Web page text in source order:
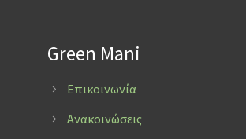
Green Mani
Επικοινωνία
Ανακοινώσεις